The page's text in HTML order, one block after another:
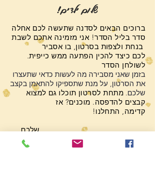
!שלום ילדים
ברוכים הבאים לסדנה שתעשה לכם אחלה
סדר בליל הסדר! אני מזמינה אתכם לשבת
.לכם כיצד להכין הפתעה ממש כייפית
לשולחן הסדר
בזמן שאני מסבירה מה לעשות כדאי שתעצרו
את הסרטון, על מנת שתספיקו להתאמן בקצב
שלכם. מתחת לסרטון תוכלו גם למצוא
קבצים להדפסה. מוכנים? אז
!קדימה, התחלנו
,שלכם
נעמה